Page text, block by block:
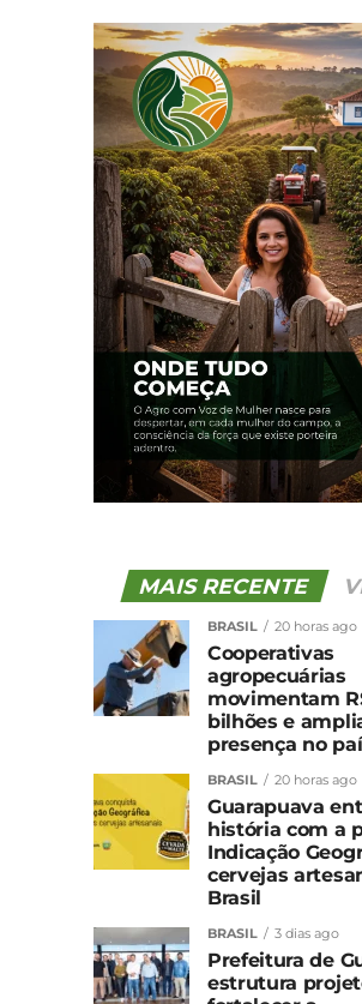
MAIS RECENTE
BRASIL 20 horas ago
Cooperativas
agropecuárias
movimentam
bilhões e
presença no
BRASIL 20 horas ago
Guarapuava
história com a
Indicação
cervejas
Brasil
BRASIL 3 dias ago
Prefeitura de
estrutura